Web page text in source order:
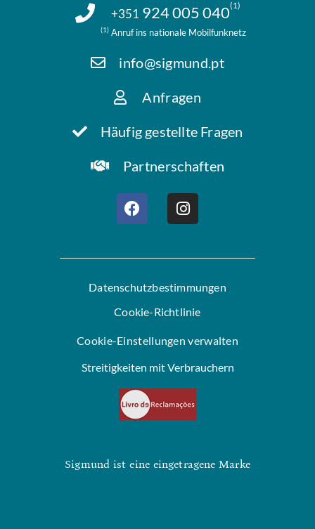
+351 924 005 040(1)
(1)Anruf ins nationale Mobilfunknetz
info@sigmund.pt
Anfragen
Häufig gestellte Fragen
Partnerschaften
Datenschutzbestimmungen
Cookie-Richtlinie
Cookie-Einstellungen verwalten
Streitigkeiten mit Verbrauchern
Sigmund ist eine eingetragene Marke